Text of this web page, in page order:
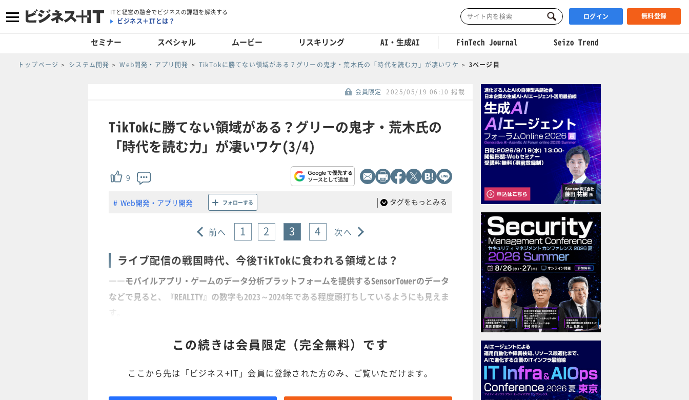
ITと経営の融合でビジネスの課題を解決する
ビジネス＋ITとは？ ログイン 無料登録
セミナー スペシャル ムービー リスキリング AI・生成AI FinTech Journal Seizo Trend
トップページ システム開発 Web開発・アプリ開発 TikTokに勝てない領域がある？グリーの鬼才・荒木氏の「時代を読む力」が凄いワケ 3ページ目
会員限定 2025/05/19 06:10 掲載
TikTokに勝てない領域がある？グリーの鬼才・荒木氏の
「時代を読む力」が凄いワケ(3/4)
9
Web開発・アプリ開発 フォローする | タグをもっとみる
前へ 1 2 3 4 次へ
ライブ配信の戦国時代、今後TikTokに食われる領域とは？
――モバイルアプリ・ゲームのデータ分析プラットフォームを提供するSensorTowerのデータ
などで見ると、『REALITY』の数字も2023～2024年である程度頭打ちしているようにも見えま
す。
この続きは会員限定（完全無料）です
ここから先は「ビジネス+IT」会員に登録された方のみ、ご覧いただけます。